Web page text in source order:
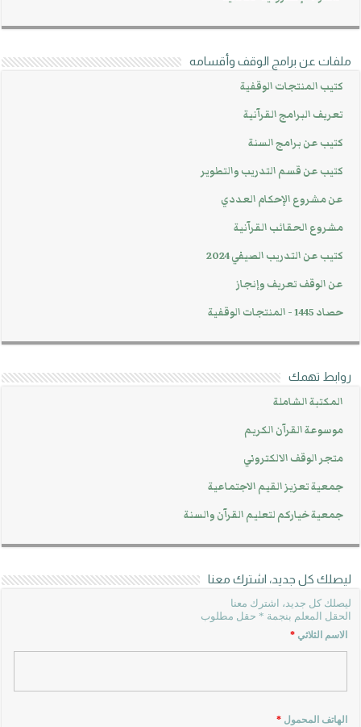
ملفات عن برامج الوقف وأقسامه
كتيب المنتجات الوقفية
تعريف البرامج القرآنية
كتيب عن برامج السنة
كتيب عن قسم التدريب والتطوير
عن مشروع الإحكام العددي
مشروع الحقائب القرآنية
كتيب عن التدريب الصيفي 2024
عن الوقف تعريف وإنجاز
حصاد 1445 - المنتجات الوقفية
روابط تهمك
المكتبة الشاملة
موسوعة القرآن الكريم
متجر الوقف الالكتروني
جمعية تعزيز القيم الاجتماعية
جمعية خياركم لتعليم القرآن والسنة
ليصلك كل جديد، اشترك معنا
ليصلك كل جديد، اشترك معنا
الحقل المعلم بنجمة * حقل مطلوب
الاسم الثلاثي*
الهاتف المحمول*